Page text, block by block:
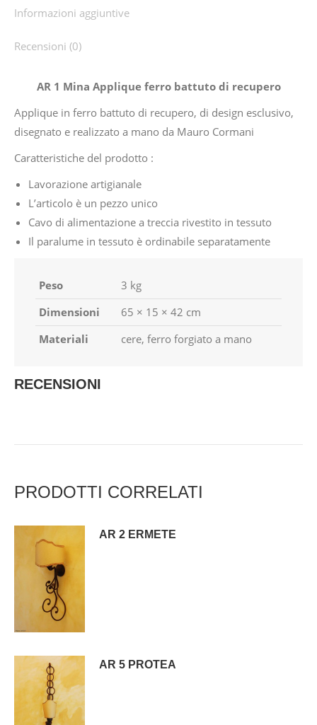
Informazioni aggiuntive
Recensioni (0)
AR 1 Mina Applique ferro battuto di recupero
Applique in ferro battuto di recupero, di design esclusivo,
disegnato e realizzato a mano da Mauro Cormani
Caratteristiche del prodotto :
Lavorazione artigianale
L’articolo è un pezzo unico
Cavo di alimentazione a treccia rivestito in tessuto
Il paralume in tessuto è ordinabile separatamente
Peso
3 kg
Dimensioni
65 × 15 × 42 cm
Materiali
cere, ferro forgiato a mano
RECENSIONI
PRODOTTI CORRELATI
AR 2 ERMETE
AR 5 PROTEA